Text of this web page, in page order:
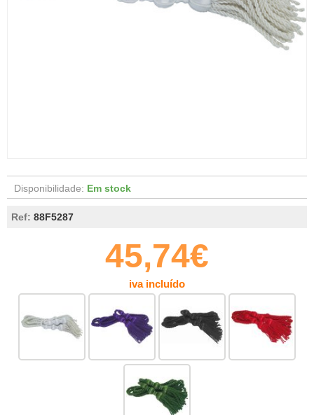
Disponibilidade: Em stock
Ref: 88F5287
45,74€
iva incluído